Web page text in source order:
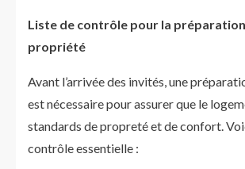
Liste de contrôle pour la
propriété
Avant l’arrivée des invités, une
est nécessaire pour assurer que le
standards de propreté et de confort.
contrôle essentielle :